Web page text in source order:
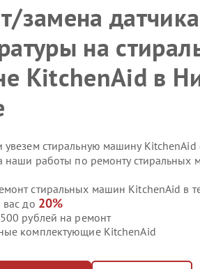
замена датчика
на
KitchenAid в
увезем стиральную машину KitchenAid
наши работы по ремонту
стиральных машин KitchenAid в
вас до 20%
рублей на ремонт
комплектующие KitchenAid